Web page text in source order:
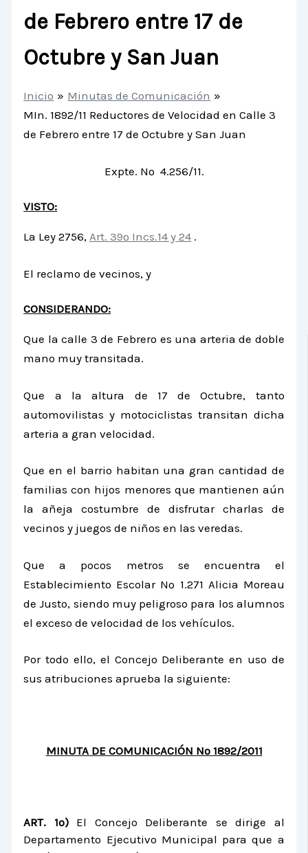
de Febrero entre 17 de
Octubre y San Juan
Inicio
Minutas de Comunicación
MIn. 1892/11 Reductores de Velocidad en Calle 3
de Febrero entre 17 de Octubre y San Juan
Expte. Nº 4.256/11.
VISTO:
La Ley 2756,Art. 39º Incs.14 y 24 .
El reclamo de vecinos, y
CONSIDERANDO:
Que la calle 3 de Febrero es una arteria de doble
mano muy transitada.
Que a la altura de 17 de Octubre, tanto
automovilistas y motociclistas transitan dicha
arteria a gran velocidad.
Que en el barrio habitan una gran cantidad de
familias con hijos menores que mantienen aún
la añeja costumbre de disfrutar charlas de
vecinos y juegos de niños en las veredas.
Que a pocos metros se encuentra el
Establecimiento Escolar Nº 1.271 Alicia Moreau
de Justo, siendo muy peligroso para los alumnos
el exceso de velocidad de los vehículos.
Por todo ello, el Concejo Deliberante en uso de
sus atribuciones aprueba la siguiente:
MINUTA DE COMUNICACIÓN Nº 1892/2011
ART. 1º)El Concejo Deliberante se dirige al
Departamento Ejecutivo Municipal para que a